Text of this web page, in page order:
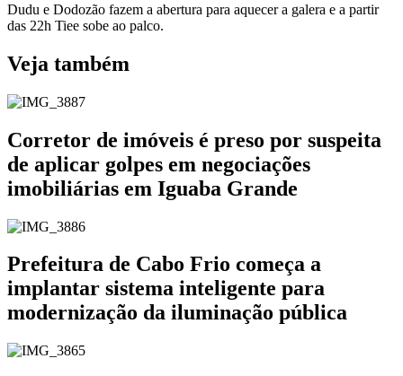
Dudu e Dodozão fazem a abertura para aquecer a galera e a partir
das 22h Tiee sobe ao palco.
Veja também
Corretor de imóveis é preso por suspeita
de aplicar golpes em negociações
imobiliárias em Iguaba Grande
Prefeitura de Cabo Frio começa a
implantar sistema inteligente para
modernização da iluminação pública